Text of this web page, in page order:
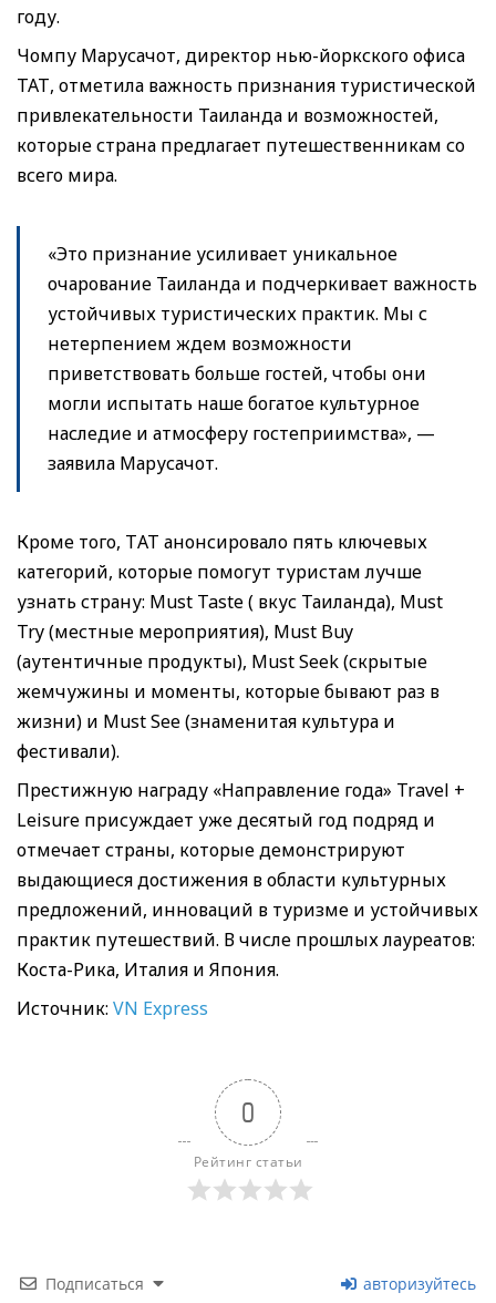
году.
Чомпу Марусачот, директор нью-йоркского офиса
ТАТ, отметила важность признания туристической
привлекательности Таиланда и возможностей,
которые страна предлагает путешественникам со
всего мира.
«Это признание усиливает уникальное
очарование Таиланда и подчеркивает важность
устойчивых туристических практик. Мы с
нетерпением ждем возможности
приветствовать больше гостей, чтобы они
могли испытать наше богатое культурное
наследие и атмосферу гостеприимства», —
заявила Марусачот.
Кроме того, ТAT анонсировало пять ключевых
категорий, которые помогут туристам лучше
узнать страну: Must Taste ( вкус Таиланда), Must
Try (местные мероприятия), Must Buy
(аутентичные продукты), Must Seek (скрытые
жемчужины и моменты, которые бывают раз в
жизни) и Must See (знаменитая культура и
фестивали).
Престижную награду «Направление года» Travel +
Leisure присуждает уже десятый год подряд и
отмечает страны, которые демонстрируют
выдающиеся достижения в области культурных
предложений, инноваций в туризме и устойчивых
практик путешествий. В числе прошлых лауреатов:
Коста-Рика, Италия и Япония.
Источник: VN Express
0
Рейтинг статьи
Подписаться авторизуйтесь